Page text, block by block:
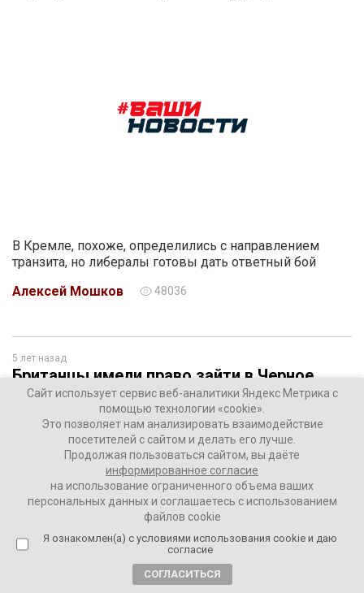
В Кремле, похоже, определились с направлением
транзита, но либералы готовы дать ответный бой
Алексей Мошков
48036
5 лет назад
Британцы имели право зайти в Черное
море, а мы имели право стрелять, –
эксперт
Сайт использует сервис веб-аналитики Яндекс Метрика с
помощью технологии «cookie».
Это позволяет нам анализировать взаимодействие
посетителей с сайтом и делать его лучше.
Продолжая пользоваться сайтом, вы даёте
информированное согласие
на использование ограниченного объема ваших
персональных данных и соглашаетесь с использованием
файлов cookie
Я ознакомлен(а) с условиями использования cookie и даю
согласие
СОГЛАСИТЬСЯ